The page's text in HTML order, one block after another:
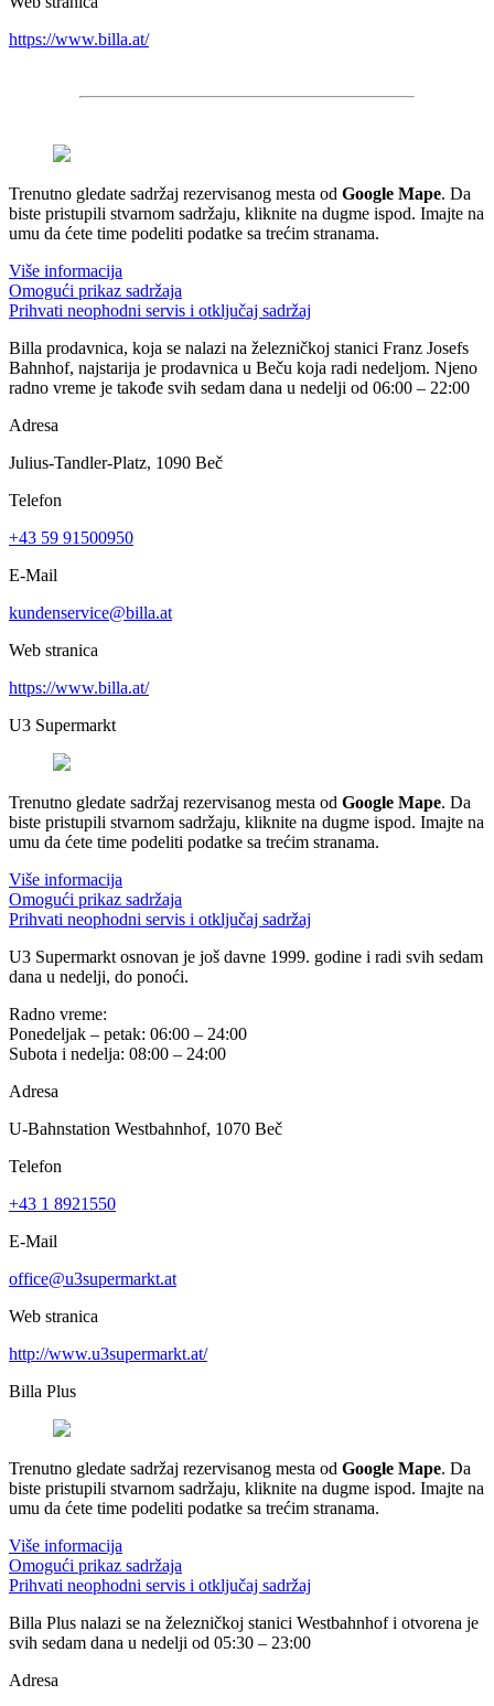
https://www.billa.at/
Trenutno gledate sadržaj rezervisanog mesta od Google Mape. Da
biste pristupili stvarnom sadržaju, kliknite na dugme ispod. Imajte na
umu da ćete time podeliti podatke sa trećim stranama.
Više informacija
Omogući prikaz sadržaja
Prihvati neophodni servis i otključaj sadržaj
Billa prodavnica, koja se nalazi na železničkoj stanici Franz Josefs
Bahnhof, najstarija je prodavnica u Beču koja radi nedeljom. Njeno
radno vreme je takođe svih sedam dana u nedelji od 06:00 – 22:00
Adresa
Julius-Tandler-Platz, 1090 Beč
Telefon
+43 59 91500950
E-Mail
kundenservice@billa.at
Web stranica
https://www.billa.at/
U3 Supermarkt
Trenutno gledate sadržaj rezervisanog mesta od Google Mape. Da
biste pristupili stvarnom sadržaju, kliknite na dugme ispod. Imajte na
umu da ćete time podeliti podatke sa trećim stranama.
Više informacija
Omogući prikaz sadržaja
Prihvati neophodni servis i otključaj sadržaj
U3 Supermarkt osnovan je još davne 1999. godine i radi svih sedam
dana u nedelji, do ponoći.
Radno vreme:
Ponedeljak – petak: 06:00 – 24:00
Subota i nedelja: 08:00 – 24:00
Adresa
U-Bahnstation Westbahnhof, 1070 Beč
Telefon
+43 1 8921550
E-Mail
office@u3supermarkt.at
Web stranica
http://www.u3supermarkt.at/
Billa Plus
Trenutno gledate sadržaj rezervisanog mesta od Google Mape. Da
biste pristupili stvarnom sadržaju, kliknite na dugme ispod. Imajte na
umu da ćete time podeliti podatke sa trećim stranama.
Više informacija
Omogući prikaz sadržaja
Prihvati neophodni servis i otključaj sadržaj
Billa Plus nalazi se na železničkoj stanici Westbahnhof i otvorena je
svih sedam dana u nedelji od 05:30 – 23:00
Adresa